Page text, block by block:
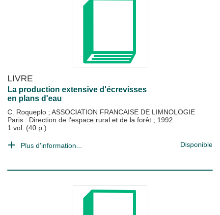
LIVRE
La production extensive d'écrevisses
en plans d'eau
C. Roqueplo ; ASSOCIATION FRANCAISE DE LIMNOLOGIE
Paris : Direction de l'espace rural et de la forêt ; 1992
1 vol. (40 p.)
Plus d'information... Disponible